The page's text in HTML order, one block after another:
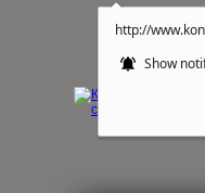
http://
Show